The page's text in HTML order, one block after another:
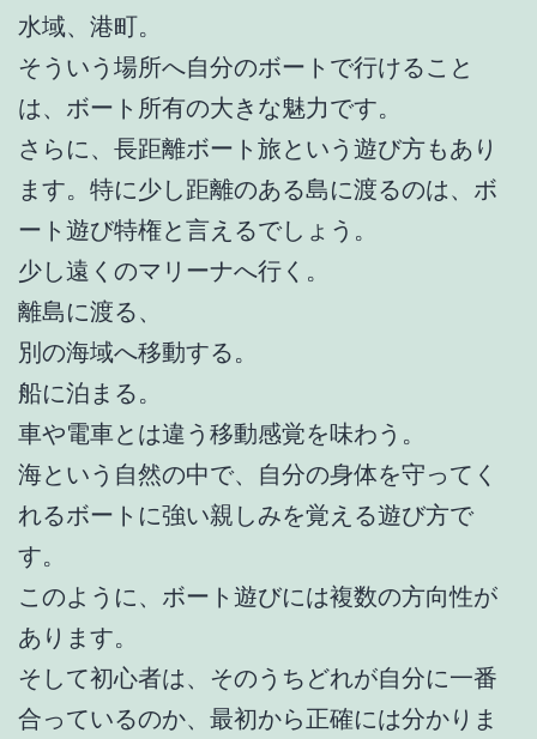
水域、港町。
そういう場所へ自分のボートで行けること
は、ボート所有の大きな魅力です。
さらに、長距離ボート旅という遊び方もあり
ます。特に少し距離のある島に渡るのは、ボ
ート遊び特権と言えるでしょう。
少し遠くのマリーナへ行く。
離島に渡る、
別の海域へ移動する。
船に泊まる。
車や電車とは違う移動感覚を味わう。
海という自然の中で、自分の身体を守ってく
れるボートに強い親しみを覚える遊び方で
す。
このように、ボート遊びには複数の方向性が
あります。
そして初心者は、そのうちどれが自分に一番
合っているのか、最初から正確には分かりま